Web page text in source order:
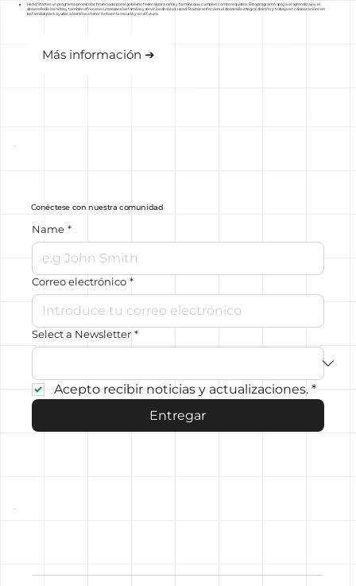
Head Start es un programa preescolar financiado por el gobierno federal para niños y familias que cumplen con los requisitos. Este programa apoya el aprendizaje y el
desarrollo de los niños y también ofrece recursos para las familias y servicios de salud. Head Start se enfoca en el desarrollo integral del niño y trabaja en colaboración con
las familias para ayudar a los niños a tener éxito en la escuela y en el futuro.
Más información ➔
Conéctese con nuestra comunidad
Name *
Correo electrónico *
Select a Newsletter *
Acepto recibir noticias y actualizaciones. *
Entregar